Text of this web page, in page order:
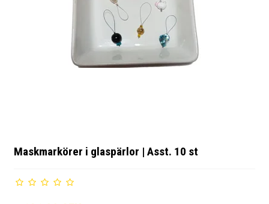
Maskmarkörer i glaspärlor | Asst. 10 st